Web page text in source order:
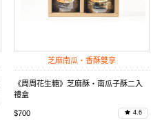
芝麻南瓜・香酥雙享
《周周花生糖》芝麻酥・南瓜子酥二入
禮盒
$700 4.6